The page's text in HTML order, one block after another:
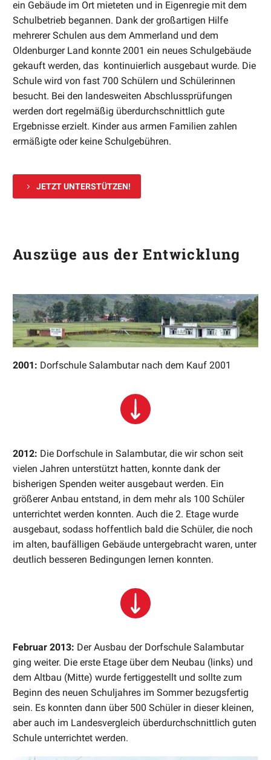
ein Gebäude im Ort mieteten und in Eigenregie mit dem
Schulbetrieb begannen. Dank der großartigen Hilfe
mehrerer Schulen aus dem Ammerland und dem
Oldenburger Land konnte 2001 ein neues Schulgebäude
gekauft werden, das kontinuierlich ausgebaut wurde. Die
Schule wird von fast 700 Schülern und Schülerinnen
besucht. Bei den landesweiten Abschlussprüfungen
werden dort regelmäßig überdurchschnittlich gute
Ergebnisse erzielt. Kinder aus armen Familien zahlen
ermäßigte oder keine Schulgebühren.
5 JETZT UNTERSTÜTZEN!
Auszüge aus der Entwicklung
2001: Dorfschule Salambutar nach dem Kauf 2001
2012: Die Dorfschule in Salambutar, die wir schon seit
vielen Jahren unterstützt hatten, konnte dank der
bisherigen Spenden weiter ausgebaut werden. Ein
größerer Anbau entstand, in dem mehr als 100 Schüler
unterrichtet werden konnten. Auch die 2. Etage wurde
ausgebaut, sodass hoffentlich bald die Schüler, die noch
im alten, baufälligen Gebäude untergebracht waren, unter
deutlich besseren Bedingungen lernen konnten.
Februar 2013: Der Ausbau der Dorfschule Salambutar
ging weiter. Die erste Etage über dem Neubau (links) und
dem Altbau (Mitte) wurde fertiggestellt und sollte zum
Beginn des neuen Schuljahres im Sommer bezugsfertig
sein. Es konnten dann über 500 Schüler in dieser kleinen,
aber auch im Landesvergleich überdurchschnittlich guten
Schule unterrichtet werden.